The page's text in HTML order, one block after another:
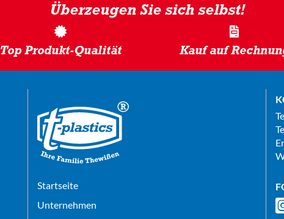
Überzeugen Sie sich selbst!
Top Produkt-Qualität Kauf auf
Startseite
Unternehmen